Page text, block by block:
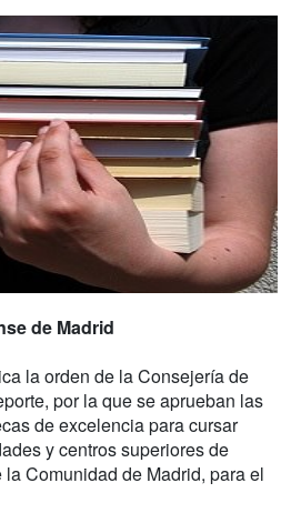
de Madrid
la orden de la Consejería de
por la que se aprueban las
de excelencia para cursar
y centros superiores de
Comunidad de Madrid, para el